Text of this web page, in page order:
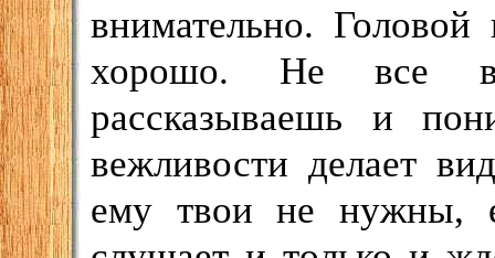
внимательно.
хорошо. Не все
рассказываешь и
вежливости делает
ему твои не нужны,